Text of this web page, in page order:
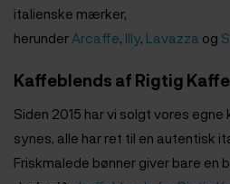
italienske mærker,
herunderArcaffe, Illy, Lavazza og
Kaffeblends af Rigtig Kaffe
Siden 2015 har vi solgt vores
synes, alle har ret til en autentisk
Friskmalede bønner giver bare en